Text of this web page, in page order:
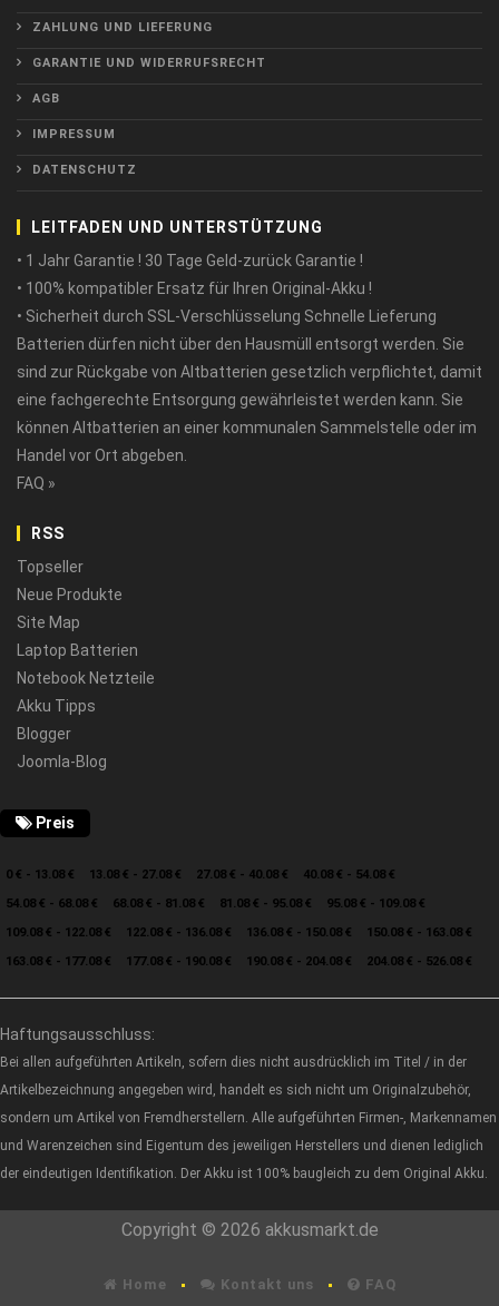
ZAHLUNG UND LIEFERUNG
GARANTIE UND WIDERRUFSRECHT
AGB
IMPRESSUM
DATENSCHUTZ
LEITFADEN UND UNTERSTÜTZUNG
• 1 Jahr Garantie ! 30 Tage Geld-zurück Garantie !
• 100% kompatibler Ersatz für Ihren Original-Akku !
• Sicherheit durch SSL-Verschlüsselung Schnelle Lieferung
Batterien dürfen nicht über den Hausmüll entsorgt werden. Sie
sind zur Rückgabe von Altbatterien gesetzlich verpflichtet, damit
eine fachgerechte Entsorgung gewährleistet werden kann. Sie
können Altbatterien an einer kommunalen Sammelstelle oder im
Handel vor Ort abgeben.
FAQ »
RSS
Topseller
Neue Produkte
Site Map
Laptop Batterien
Notebook Netzteile
Akku Tipps
Blogger
Joomla-Blog
Preis
0 € - 13.08 € 13.08 € - 27.08 € 27.08 € - 40.08 €
40.08 € - 54.08 €
54.08 € - 68.08 €
68.08 € - 81.08 € 81.08 € - 95.08 €
95.08 € - 109.08 €
109.08 € - 122.08 €
122.08 € - 136.08 € 136.08 € - 150.08 €
150.08 € - 163.08 €
163.08 € - 177.08 €
177.08 € - 190.08 € 190.08 € - 204.08 € 204.08 € - 526.08 €
Haftungsausschluss:
Bei allen aufgeführten Artikeln, sofern dies nicht ausdrücklich im Titel / in der
Artikelbezeichnung angegeben wird, handelt es sich nicht um Originalzubehör,
sondern um Artikel von Fremdherstellern. Alle aufgeführten Firmen-, Markennamen
und Warenzeichen sind Eigentum des jeweiligen Herstellers und dienen lediglich
der eindeutigen Identifikation. Der Akku ist 100% baugleich zu dem Original Akku.
Copyright © 2026 akkusmarkt.de
Home Kontakt uns FAQ